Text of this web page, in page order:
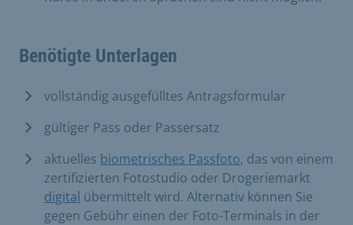
Benötigte Unterlagen
vollständig ausgefülltes Antragsformular
gültiger Pass oder Passersatz
aktuelles biometrisches Passfoto, das von einem
zertifizierten Fotostudio oder Drogeriemarkt
digital übermittelt wird. Alternativ können Sie
gegen Gebühr einen der Foto-Terminals in der